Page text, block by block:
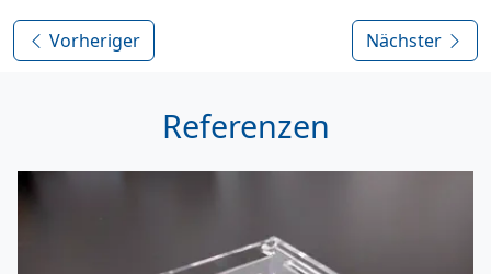
Vorheriger Nächster
Referenzen